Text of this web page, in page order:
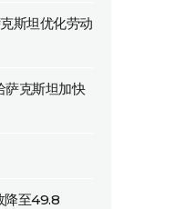
斯坦优化劳动
萨克斯坦加快
降至49.8